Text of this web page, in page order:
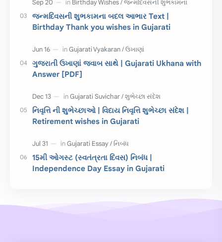
રક્ષાબંધન 26 જાન્યુઆરી
જાણવા જેવું ધોરણ 8
શિક્ષક દિવસ ઉત્તરાયણ
કહેવતો
Gujarati Slogans Gujarati Speech
ગુજરાતી વ્યાકરણ
જ્ઞાન સાધના પરીક્ષા Lekhan
Merit List ગુજરાતી વાર્તા
દિન વિશેષ
જન્મદિવસની શુભકામના બદલ આભાર Text |
Birthday Thank you wishes in Gujarati
ગુજરાતી ઉખાણાં જવાબ સાથે | Gujarati Ukhana with
Answer [PDF]
નિવૃત્તિ ની શુભેચ્છાઓ | વિદાય નિવૃત્તિ શુભેચ્છા સંદેશ |
Retirement wishes in Gujarati
15મી ઓગસ્ટ (સ્વતંત્રતા દિવસ) નિબંધ |
Independence Day Essay in Gujarati